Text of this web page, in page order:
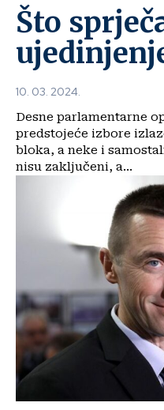
Što
10. 03. 2024.
Desne parlamentarne
predstojeće izbore
bloka, a neke i
nisu zaključeni, a...